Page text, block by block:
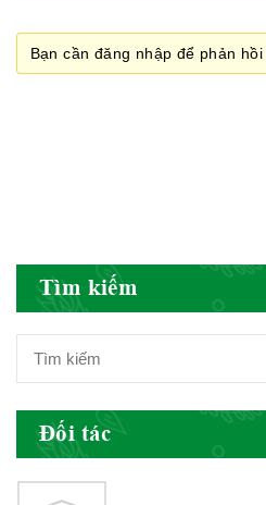
Bạn cần đăng nhập để phản hồi
Tìm kiếm
Đối tác
Hội Đông Y